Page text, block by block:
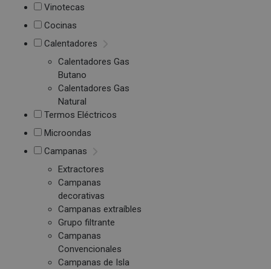
Vinotecas
Cocinas
Calentadores
Calentadores Gas
Butano
Calentadores Gas
Natural
Termos Eléctricos
Microondas
Campanas
Extractores
Campanas
decorativas
Campanas extraíbles
Grupo filtrante
Campanas
Convencionales
Campanas de Isla